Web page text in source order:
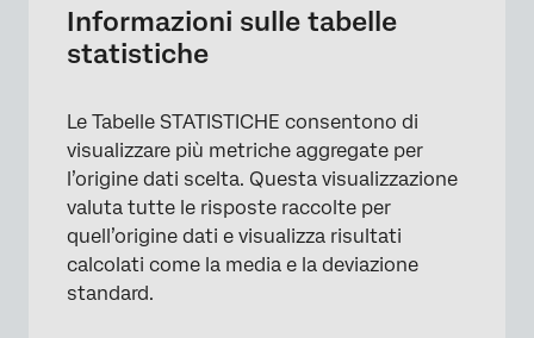
Opzioni di personalizzazione
Compatibilità
Informazioni sulle tabelle
statistiche
Le Tabelle STATISTICHE consentono di
visualizzare più metriche aggregate per
l’origine dati scelta. Questa visualizzazione
valuta tutte le risposte raccolte per
quell’origine dati e visualizza risultati
calcolati come la media e la deviazione
standard.